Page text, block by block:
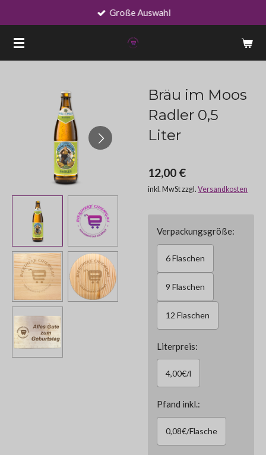
springen
Große Auswahl
Bräu im Moos
Radler 0,5
Liter
12,00 €
inkl. MwSt zzgl. Versandkosten
Verpackungsgröße:
6 Flaschen
9 Flaschen
12 Flaschen
Literpreis:
4,00€/l
Pfand inkl.:
0,08€/Flasche